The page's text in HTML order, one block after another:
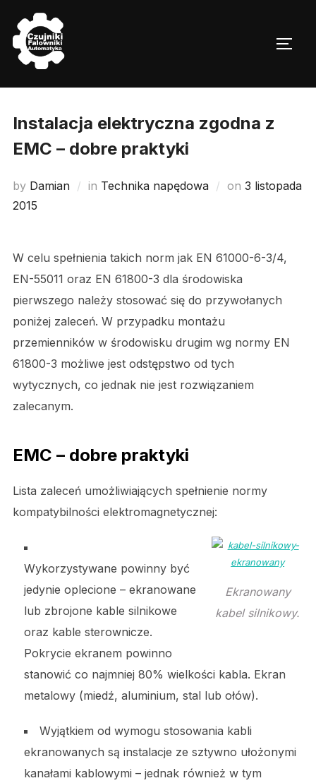
content
Instalacja elektryczna zgodna z
EMC – dobre praktyki
by Damian in Technika napędowa on Posted
3 listopada
2015
W celu spełnienia takich norm jak EN 61000-6-3/4,
EN-55011 oraz EN 61800-3 dla środowiska
pierwszego należy stosować się do przywołanych
poniżej zaleceń. W przypadku montażu
przemienników w środowisku drugim wg normy EN
61800-3 możliwe jest odstępstwo od tych
wytycznych, co jednak nie jest rozwiązaniem
zalecanym.
EMC – dobre praktyki
Lista zaleceń umożliwiających spełnienie normy
kompatybilności elektromagnetycznej:
Ekranowany
kabel silnikowy.
Wykorzystywane powinny być
jedynie oplecione – ekranowane
lub zbrojone kable silnikowe
oraz kable sterownicze.
Pokrycie ekranem powinno
stanowić co najmniej 80% wielkości kabla. Ekran
metalowy (miedź, aluminium, stal lub ołów).
Wyjątkiem od wymogu stosowania kabli
ekranowanych są instalacje ze sztywno ułożonymi
kanałami kablowymi – jednak również w tym